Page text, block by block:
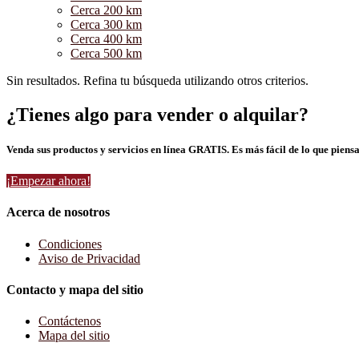
Cerca 200 km
Cerca 300 km
Cerca 400 km
Cerca 500 km
Sin resultados. Refina tu búsqueda utilizando otros criterios.
¿Tienes algo para vender o alquilar?
Venda sus productos y servicios en línea GRATIS. Es más fácil de lo que
¡Empezar ahora!
Acerca de nosotros
Condiciones
Aviso de Privacidad
Contacto y mapa del sitio
Contáctenos
Mapa del sitio